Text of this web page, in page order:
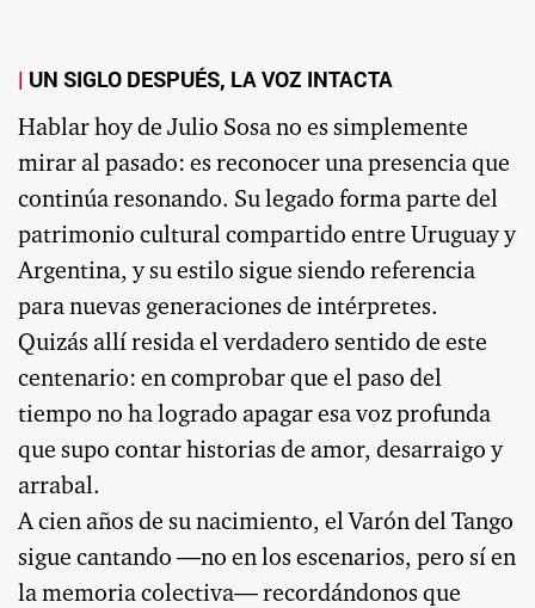
UN SIGLO DESPUÉS, LA VOZ INTACTA
Hablar hoy de Julio Sosa no es simplemente
mirar al pasado: es reconocer una presencia que
continúa resonando. Su legado forma parte del
patrimonio cultural compartido entre Uruguay y
Argentina, y su estilo sigue siendo referencia
para nuevas generaciones de intérpretes.
Quizás allí resida el verdadero sentido de este
centenario: en comprobar que el paso del
tiempo no ha logrado apagar esa voz profunda
que supo contar historias de amor, desarraigo y
arrabal.
A cien años de su nacimiento, el Varón del Tango
sigue cantando —no en los escenarios, pero sí en
la memoria colectiva— recordándonos que